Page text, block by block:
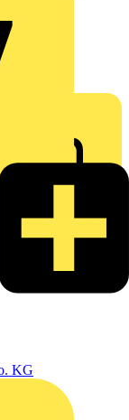
KG
zu Branchennews,
auf einer